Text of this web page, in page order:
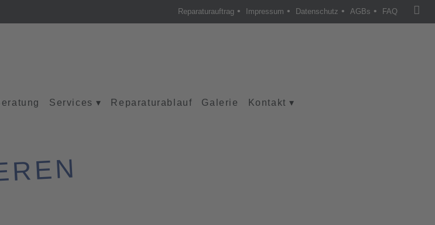
Reparaturauftrag • Impressum • Datenschutz • AGBs • FAQ
Services ▾ Reparaturablauf Galerie Kontakt ▾